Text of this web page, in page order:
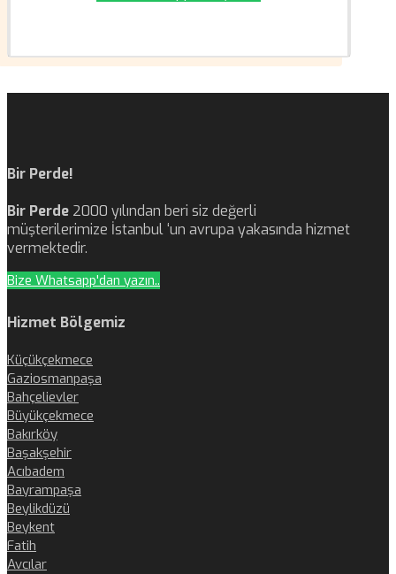
Bir Perde!
Bir Perde 2000 yılından beri siz değerli
müşterilerimize İstanbul ‘un avrupa yakasında hizmet
vermektedir.
Bize Whatsapp'dan yazın..
Hizmet Bölgemiz
Küçükçekmece
Gaziosmanpaşa
Bahçelievler
Büyükçekmece
Bakırköy
Başakşehir
Acıbadem
Bayrampaşa
Beylikdüzü
Beykent
Fatih
Avcılar